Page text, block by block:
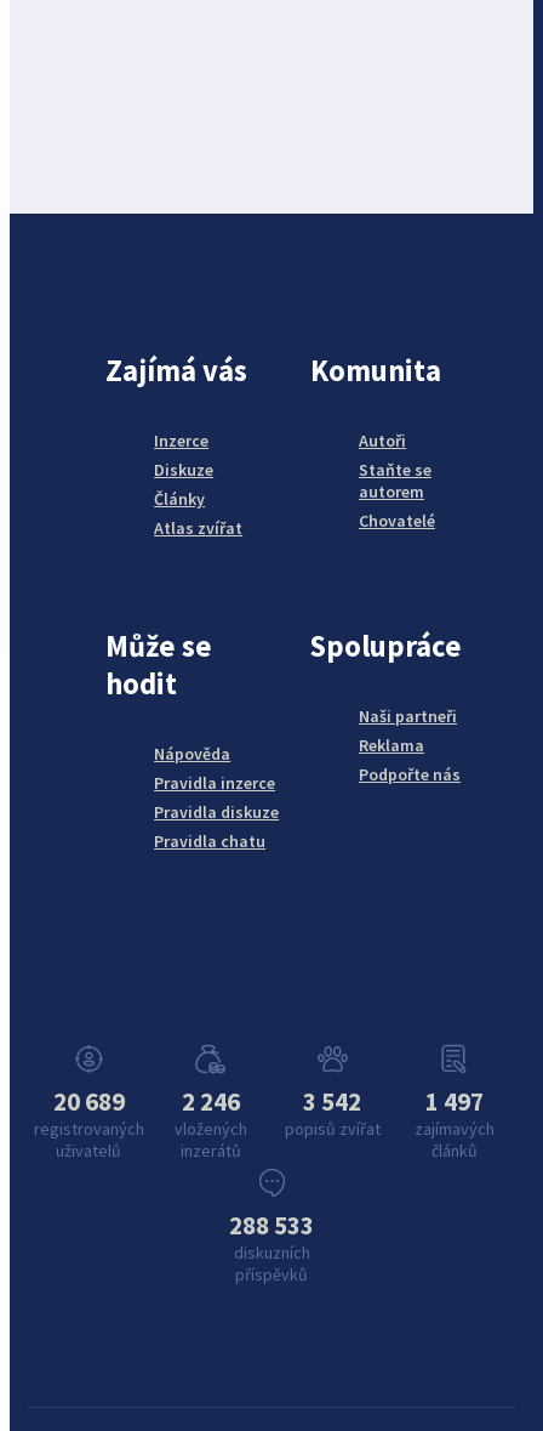
Zajímá vás
Inzerce
Diskuze
Články
Atlas zvířat
Komunita
Autoři
Staňte se
autorem
Chovatelé
Může se
hodit
Nápověda
Pravidla inzerce
Pravidla diskuze
Pravidla chatu
Spolupráce
Naši partneři
Reklama
Podpořte nás
20 689
registrovaných
uživatelů
2 246
vložených
inzerátů
3 542
popisů zvířat
1 497
zajímavých
článků
288 533
diskuzních
příspěvků